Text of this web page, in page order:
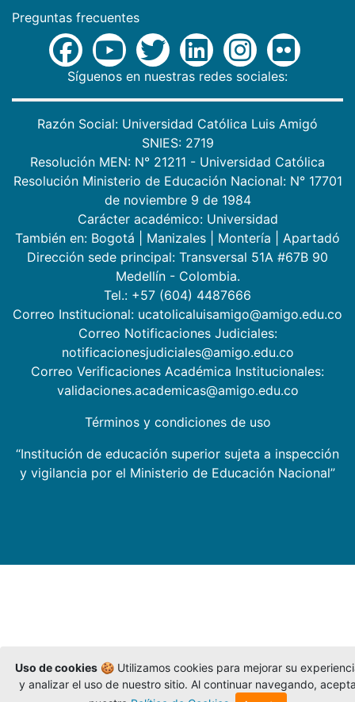
Preguntas frecuentes
Síguenos en nuestras redes sociales:
Razón Social: Universidad Católica Luis Amigó
SNIES: 2719
Resolución MEN: N° 21211 - Universidad Católica
Resolución Ministerio de Educación Nacional: N° 17701
de noviembre 9 de 1984
Carácter académico: Universidad
También en: Bogotá Manizales Montería
Apartadó
Dirección sede principal: Transversal 51A #67B 90
Medellín - Colombia.
Tel.: +57 (604) 4487666
Correo Institucional: ucatolicaluisamigo@amigo.edu.co
Correo Notificaciones Judiciales:
notificacionesjudiciales@amigo.edu.co
Correo Verificaciones Académica Institucionales:
validaciones.academicas@amigo.edu.co
Términos y condiciones de uso
“Institución de educación superior sujeta a inspección
y vigilancia por el Ministerio de Educación Nacional”
Uso de cookies 🍪 Utilizamos cookies para mejorar su
y analizar el uso de nuestro sitio. Al continuar navegando,